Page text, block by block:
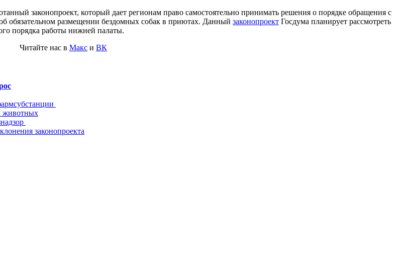
законопроект, который дает регионам право самостоятельно принимать решения о порядке обращения с
обязательном размещении бездомных собак в приютах. Данный законопроект Госдума планирует рассмотреть
порядка работы нижней палаты.
Читайте нас в Макс и ВК
животных
законопроекта